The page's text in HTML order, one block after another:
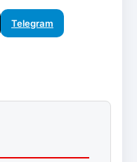
Telegram